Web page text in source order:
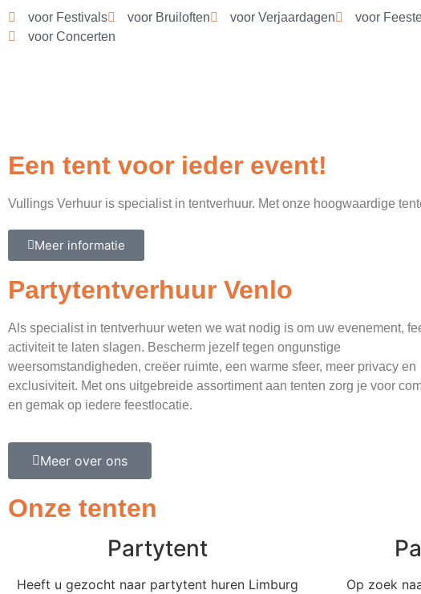
voor Festivals voor Bruiloften voor Verjaardagen
voor
voor Concerten
Een tent voor ieder event!
Vullings Verhuur is specialist in tentverhuur. Met onze hoogwaardige
Meer informatie
Partytentverhuur Venlo
Als specialist in tentverhuur weten we wat nodig is om uw evenement,
activiteit te laten slagen. Bescherm jezelf tegen ongunstige
weersomstandigheden, creëer ruimte, een warme sfeer, meer privacy en
exclusiviteit. Met ons uitgebreide assortiment aan tenten zorg je voor
en gemak op iedere feestlocatie.
Meer over ons
Onze tenten
Partytent
Heeft u gezocht naar partytent huren Limburg
Op zoek